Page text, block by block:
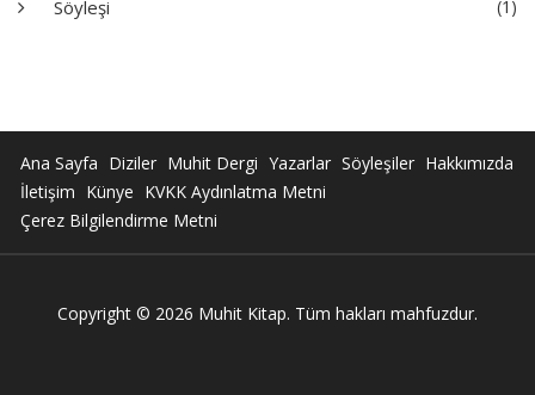
Söyleşi (1)
Ana Sayfa Diziler Muhit Dergi Yazarlar Söyleşiler Hakkımızda
İletişim Künye KVKK Aydınlatma Metni
Çerez Bilgilendirme Metni
Copyright © 2026 Muhit Kitap. Tüm hakları mahfuzdur.